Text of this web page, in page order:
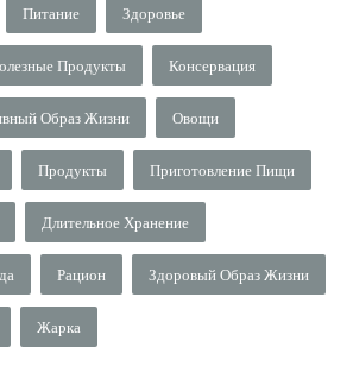
Питание Здоровье
Продукты Консервация
Образ Жизни Овощи
Продукты Приготовление Пищи
Длительное Хранение
Рацион Здоровый Образ Жизни
Жарка